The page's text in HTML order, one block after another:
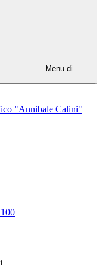
Menu di
"Annibale Calini"